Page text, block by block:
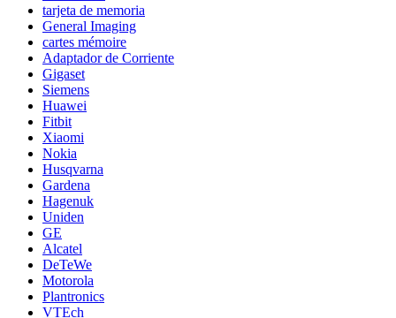
tarjeta de memoria
General Imaging
cartes mémoire
Adaptador de Corriente
Gigaset
Siemens
Huawei
Fitbit
Xiaomi
Nokia
Husqvarna
Gardena
Hagenuk
Uniden
GE
Alcatel
DeTeWe
Motorola
Plantronics
VTEch